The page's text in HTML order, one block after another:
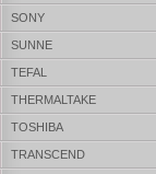
SONY
SUNNE
TEFAL
THERMALTAKE
TOSHIBA
TRANSCEND